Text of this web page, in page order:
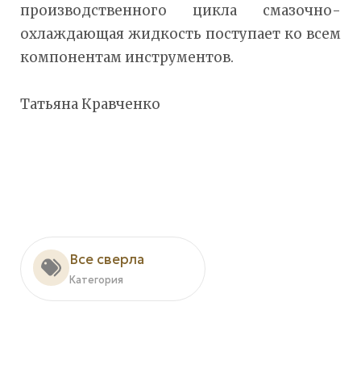
производственного цикла смазочно-
охлаждающая жидкость поступает ко всем
компонентам инструментов.
Татьяна Кравченко
Все сверла
Категория